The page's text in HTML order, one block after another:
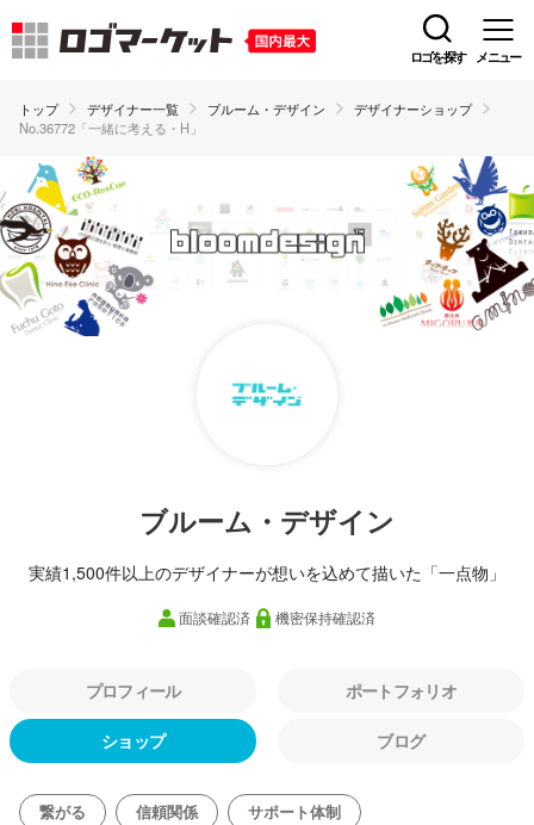
ロゴを探す メニュー
トップ デザイナー一覧 ブルーム・デザイン
デザイナーショップ
No.36772「一緒に考える・H」
ブルーム・デザイン
実績1,500件以上のデザイナーが想いを込めて描いた「一点物」
面談確認済 機密保持確認済
プロフィール ポートフォリオ
ショップ ブログ
繋がる 信頼関係 サポート体制